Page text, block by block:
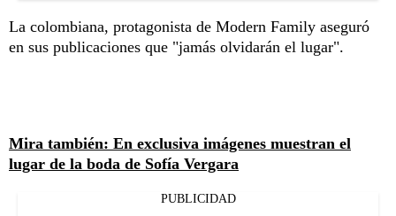
La colombiana, protagonista de Modern Family aseguró
en sus publicaciones que "jamás olvidarán el lugar".
Mira también: En exclusiva imágenes muestran el
lugar de la boda de Sofía Vergara
PUBLICIDAD